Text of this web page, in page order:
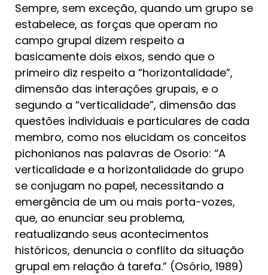
Sempre, sem exceção, quando um grupo se
estabelece, as forças que operam no
campo grupal dizem respeito a
basicamente dois eixos, sendo que o
primeiro diz respeito a “horizontalidade”,
dimensão das interações grupais, e o
segundo a “verticalidade”, dimensão das
questões individuais e particulares de cada
membro, como nos elucidam os conceitos
pichonianos nas palavras de Osorio: “A
verticalidade e a horizontalidade do grupo
se conjugam no papel, necessitando a
emergência de um ou mais porta-vozes,
que, ao enunciar seu problema,
reatualizando seus acontecimentos
históricos, denuncia o conflito da situação
grupal em relação à tarefa.” (Osório, 1989)